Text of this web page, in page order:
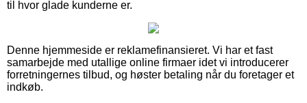
til hvor glade kunderne er.
Denne hjemmeside er reklamefinansieret. Vi har et fast
samarbejde med utallige online firmaer idet vi introducerer
forretningernes tilbud, og høster betaling når du foretager et
indkøb.